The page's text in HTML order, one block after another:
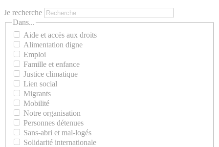
Je recherche
Dans...
Aide et accès aux droits
Alimentation digne
Emploi
Famille et enfance
Justice climatique
Lien social
Migrants
Mobilité
Notre organisation
Personnes détenues
Sans-abri et mal-logés
Solidarité internationale